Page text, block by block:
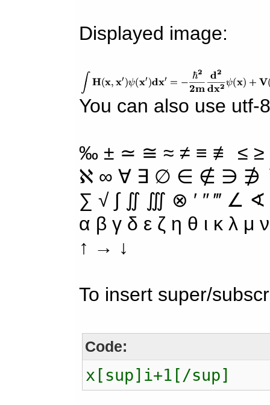
Displayed image:
You can also use utf-
‰ ± ≃ ≅ ≈ ≠ ≡ ≢ ≤
ℵ ∞ ∀ ∃ ∅ ∈ ∉ ∋ ∌
∑ √ ∫ ∬ ∭ ⊗ ′ ″ ‴ ∠
α β γ δ ε ζ η θ ι κ λ
↑ → ↓
To insert super/
Code:
x[sup]i+1[/sup]